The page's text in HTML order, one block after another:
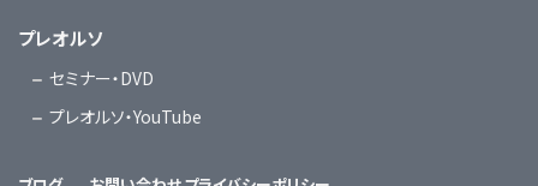
プレオルソ
セミナー・DVD
プレオルソ・YouTube